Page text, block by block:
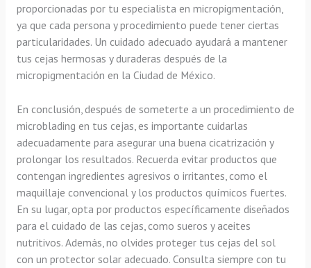
proporcionadas por tu especialista en micropigmentación,
ya que cada persona y procedimiento puede tener ciertas
particularidades. Un cuidado adecuado ayudará a mantener
tus cejas hermosas y duraderas después de la
micropigmentación en la Ciudad de México.
En conclusión, después de someterte a un procedimiento de
microblading en tus cejas, es importante cuidarlas
adecuadamente para asegurar una buena cicatrización y
prolongar los resultados. Recuerda evitar productos que
contengan ingredientes agresivos o irritantes, como el
maquillaje convencional y los productos químicos fuertes.
En su lugar, opta por productos específicamente diseñados
para el cuidado de las cejas, como sueros y aceites
nutritivos. Además, no olvides proteger tus cejas del sol
con un protector solar adecuado. Consulta siempre con tu